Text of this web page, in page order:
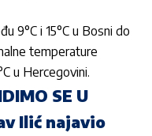
9°C i 15°C u Bosni do
temperature
u Hercegovini.
SE U
Ilić najavio